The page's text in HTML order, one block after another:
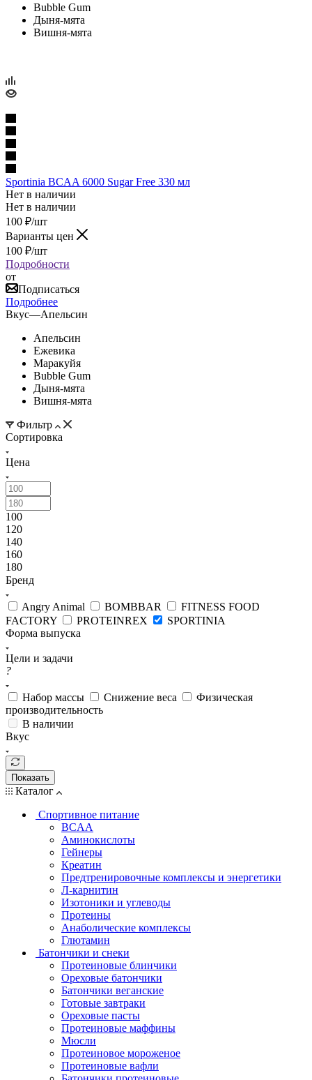
Bubble Gum
Дыня-мята
Вишня-мята
Sportinia BCAA 6000 Sugar Free 330 мл
Нет в наличии
Нет в наличии
100 ₽/шт
Варианты цен
100 ₽/шт
Подробности
от
Подписаться
Подробнее
Вкус—Апельсин
Апельсин
Ежевика
Маракуйя
Bubble Gum
Дыня-мята
Вишня-мята
Фильтр
Сортировка
Цена
100
120
140
160
180
Бренд
Angry Animal BOMBBAR
FITNESS FOOD
FACTORY
PROTEINREX
SPORTINIA
Форма выпуска
Цели и задачи
?
Набор массы Снижение веса
Физическая
производительность
В наличии
Вкус
Показать
Каталог
Спортивное питание
BCAA
Аминокислоты
Гейнеры
Креатин
Предтренировочные комплексы и энергетики
Л-карнитин
Изотоники и углеводы
Протеины
Анаболические комплексы
Глютамин
Батончики и снеки
Протеиновые блинчики
Ореховые батончики
Батончики веганские
Готовые завтраки
Ореховые пасты
Протеиновые маффины
Мюсли
Протеиновое мороженое
Протеиновые вафли